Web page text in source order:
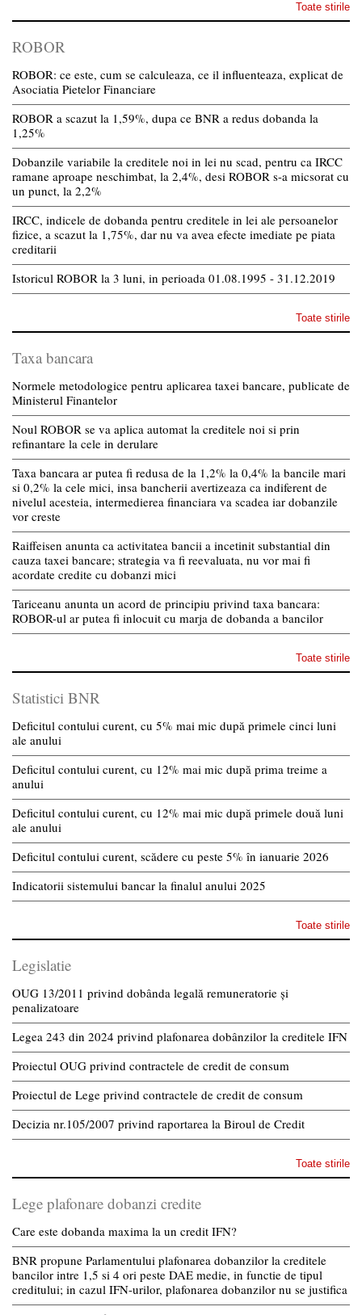
Toate stirile
ROBOR
ROBOR: ce este, cum se calculeaza, ce il influenteaza, explicat de
Asociatia Pietelor Financiare
ROBOR a scazut la 1,59%, dupa ce BNR a redus dobanda la
1,25%
Dobanzile variabile la creditele noi in lei nu scad, pentru ca IRCC
ramane aproape neschimbat, la 2,4%, desi ROBOR s-a micsorat cu
un punct, la 2,2%
IRCC, indicele de dobanda pentru creditele in lei ale persoanelor
fizice, a scazut la 1,75%, dar nu va avea efecte imediate pe piata
creditarii
Istoricul ROBOR la 3 luni, in perioada 01.08.1995 - 31.12.2019
Toate stirile
Taxa bancara
Normele metodologice pentru aplicarea taxei bancare, publicate de
Ministerul Finantelor
Noul ROBOR se va aplica automat la creditele noi si prin
refinantare la cele in derulare
Taxa bancara ar putea fi redusa de la 1,2% la 0,4% la bancile mari
si 0,2% la cele mici, insa bancherii avertizeaza ca indiferent de
nivelul acesteia, intermedierea financiara va scadea iar dobanzile
vor creste
Raiffeisen anunta ca activitatea bancii a incetinit substantial din
cauza taxei bancare; strategia va fi reevaluata, nu vor mai fi
acordate credite cu dobanzi mici
Tariceanu anunta un acord de principiu privind taxa bancara:
ROBOR-ul ar putea fi inlocuit cu marja de dobanda a bancilor
Toate stirile
Statistici BNR
Deficitul contului curent, cu 5% mai mic după primele cinci luni
ale anului
Deficitul contului curent, cu 12% mai mic după prima treime a
anului
Deficitul contului curent, cu 12% mai mic după primele două luni
ale anului
Deficitul contului curent, scădere cu peste 5% în ianuarie 2026
Indicatorii sistemului bancar la finalul anului 2025
Toate stirile
Legislatie
OUG 13/2011 privind dobânda legală remuneratorie și
penalizatoare
Legea 243 din 2024 privind plafonarea dobânzilor la creditele IFN
Proiectul OUG privind contractele de credit de consum
Proiectul de Lege privind contractele de credit de consum
Decizia nr.105/2007 privind raportarea la Biroul de Credit
Toate stirile
Lege plafonare dobanzi credite
Care este dobanda maxima la un credit IFN?
BNR propune Parlamentului plafonarea dobanzilor la creditele
bancilor intre 1,5 si 4 ori peste DAE medie, in functie de tipul
creditului; in cazul IFN-urilor, plafonarea dobanzilor nu se justifica